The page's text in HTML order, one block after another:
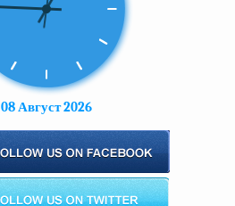
08 Август 2026